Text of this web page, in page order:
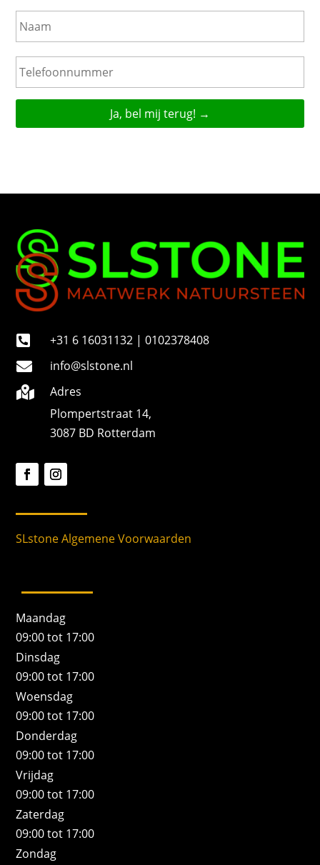
N
a
a
T
e
l
e
o
m
r

+31 6 16031132 | 0102378408

info@slstone.nl

Adres
Plompertstraat 14,
3087 BD Rotterdam
SLstone Algemene Voorwaarden
Maandag
09:00 tot 17:00
Dinsdag
09:00 tot 17:00
Woensdag
09:00 tot 17:00
Donderdag
09:00 tot 17:00
Vrijdag
09:00 tot 17:00
Zaterdag
09:00 tot 17:00
Zondag